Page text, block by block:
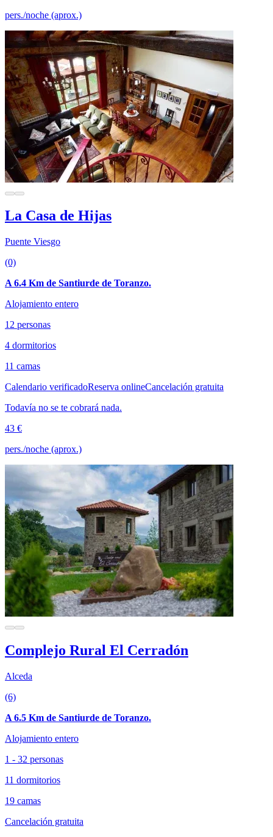
pers./noche (aprox.)
La Casa de Hijas
Puente Viesgo
(0)
A 6.4 Km de Santiurde de Toranzo.
Alojamiento entero
12 personas
4 dormitorios
11 camas
Calendario verificadoReserva onlineCancelación gratuita
Todavía no se te cobrará nada.
43 €
pers./noche (aprox.)
Complejo Rural El Cerradón
Alceda
(6)
A 6.5 Km de Santiurde de Toranzo.
Alojamiento entero
1 - 32 personas
11 dormitorios
19 camas
Cancelación gratuita